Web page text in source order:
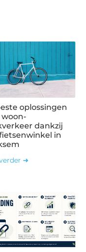
oplossingen
woon-
dankzij
in
➜